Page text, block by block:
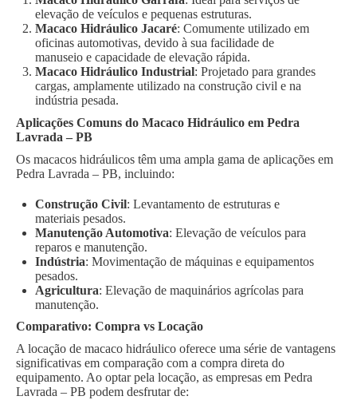
elevação de veículos e pequenas estruturas.
Macaco Hidráulico Jacaré: Comumente utilizado em
oficinas automotivas, devido à sua facilidade de
manuseio e capacidade de elevação rápida.
Macaco Hidráulico Industrial: Projetado para grandes
cargas, amplamente utilizado na construção civil e na
indústria pesada.
Aplicações Comuns do Macaco Hidráulico em Pedra
Lavrada – PB
Os macacos hidráulicos têm uma ampla gama de aplicações em
Pedra Lavrada – PB, incluindo:
Construção Civil: Levantamento de estruturas e
materiais pesados.
Manutenção Automotiva: Elevação de veículos para
reparos e manutenção.
Indústria: Movimentação de máquinas e equipamentos
pesados.
Agricultura: Elevação de maquinários agrícolas para
manutenção.
Comparativo: Compra vs Locação
A locação de macaco hidráulico oferece uma série de vantagens
significativas em comparação com a compra direta do
equipamento. Ao optar pela locação, as empresas em Pedra
Lavrada – PB podem desfrutar de: